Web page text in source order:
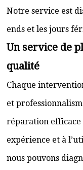
Notre service est
ends et les jours
Un service de
qualité
Chaque
et
réparation efficace
expérience et à
nous pouvons